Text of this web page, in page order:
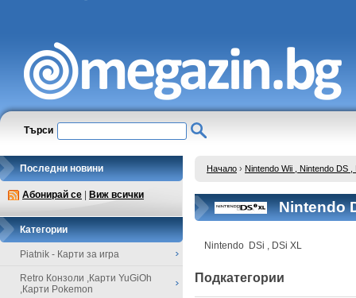
Търси
Последни новини
Абонирай се Виж всички
Категории
Piatnik - Карти за игра
Retro Конзоли ,Карти YuGiOh
,Карти Pokemon
Начало › Nintendo Wii , Nintendo DS
Nintendo
Nintendo DSi , DSi XL
Подкатегории